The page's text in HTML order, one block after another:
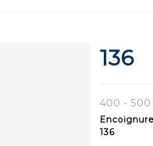
136
400 - 500
136